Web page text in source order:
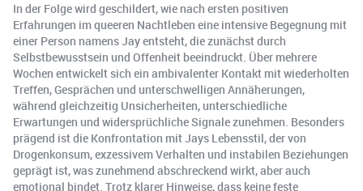
In der Folge wird geschildert, wie nach ersten positiven
Erfahrungen im queeren Nachtleben eine intensive Begegnung mit
einer Person namens Jay entsteht, die zunächst durch
Selbstbewusstsein und Offenheit beeindruckt. Über mehrere
Wochen entwickelt sich ein ambivalenter Kontakt mit wiederholten
Treffen, Gesprächen und unterschwelligen Annäherungen,
während gleichzeitig Unsicherheiten, unterschiedliche
Erwartungen und widersprüchliche Signale zunehmen. Besonders
prägend ist die Konfrontation mit Jays Lebensstil, der von
Drogenkonsum, exzessivem Verhalten und instabilen Beziehungen
geprägt ist, was zunehmend abschreckend wirkt, aber auch
emotional bindet. Trotz klarer Hinweise, dass keine feste